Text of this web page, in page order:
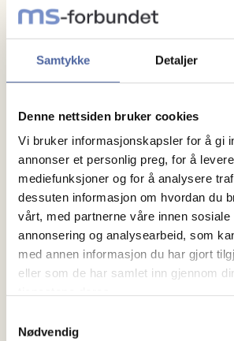
Samtykke Detaljer
Denne nettsiden bruker cookies
Vi bruker informasjonskapsler for å gi
annonser et personlig preg, for å
mediefunksjoner og for å analysere
dessuten informasjon om hvordan du
vårt, med partnerne våre innen sosiale
annonsering og analysearbeid, som
med annen informasjon du har gjort
eller som de har samlet inn gjennom
Nødvendig
Beklager, ingen resultater passet